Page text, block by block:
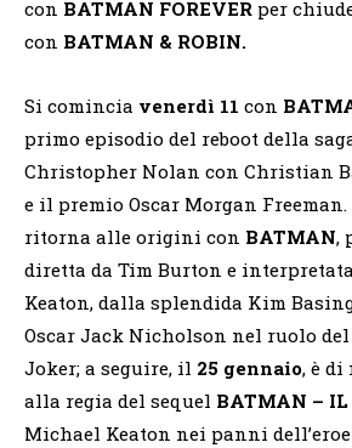
con BATMAN FOREVER per
con BATMAN & ROBIN.
Si comincia venerdì 11 con
primo episodio del reboot della
Christopher Nolan con Christian
e il premio Oscar Morgan
ritorna alle origini con BATMAN,
diretta da Tim Burton e
Keaton, dalla splendida Kim
Oscar Jack Nicholson nel ruolo
Joker; a seguire, il 25 gennaio, è di
alla regia del sequel BATMAN – IL
Michael Keaton nei panni